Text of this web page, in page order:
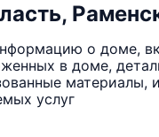
о доме,
в доме,
услуг